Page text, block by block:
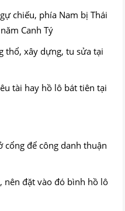
chiếu, phía Nam bị Thái
Canh Tý
thổ, xây dựng, tu sửa tại
tài hay hồ lô bát tiên tại
cổng để công danh thuận
nên đặt vào đó bình hồ lô